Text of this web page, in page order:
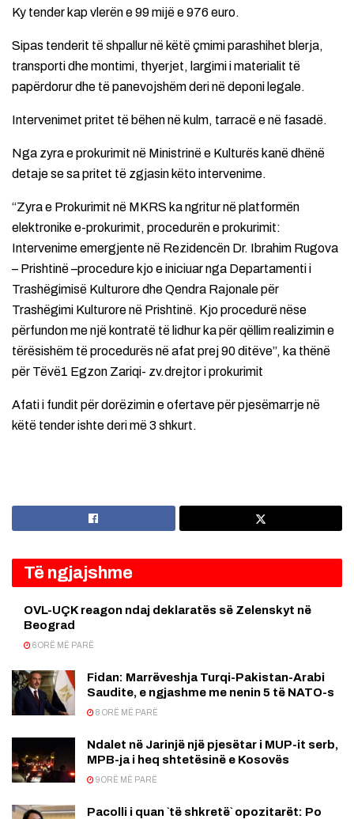
Ky tender kap vlerën e 99 mijë e 976 euro.
Sipas tenderit të shpallur në këtë çmimi parashihet blerja,
transporti dhe montimi, thyerjet, largimi i materialit të
papërdorur dhe të panevojshëm deri në deponi legale.
Intervenimet pritet të bëhen në kulm, tarracë e në fasadë.
Nga zyra e prokurimit në Ministrinë e Kulturës kanë dhënë
detaje se sa pritet të zgjasin këto intervenime.
“Zyra e Prokurimit në MKRS ka ngritur në platformën
elektronike e-prokurimit, procedurën e prokurimit:
Intervenime emergjente në Rezidencën Dr. Ibrahim Rugova
– Prishtinë –procedure kjo e iniciuar nga Departamenti i
Trashëgimisë Kulturore dhe Qendra Rajonale për
Trashëgimi Kulturore në Prishtinë. Kjo procedurë nëse
përfundon me një kontratë të lidhur ka për qëllim realizimin e
tërësishëm të procedurës në afat prej 90 ditëve”, ka thënë
për Tëvë1 Egzon Zariqi- zv.drejtor i prokurimit
Afati i fundit për dorëzimin e ofertave për pjesëmarrje në
këtë tender ishte deri më 3 shkurt.
Të ngjajshme
OVL-UÇK reagon ndaj deklaratës së Zelenskyt në
Beograd
6 ORË MË PARË
Fidan: Marrëveshja Turqi-Pakistan-Arabi
Saudite, e ngjashme me nenin 5 të NATO-s
8 ORË MË PARË
Ndalet në Jarinjë një pjesëtar i MUP-it serb,
MPB-ja i heq shtetësinë e Kosovës
9 ORË MË PARË
Pacolli i quan `të shkretë` opozitarët: Po